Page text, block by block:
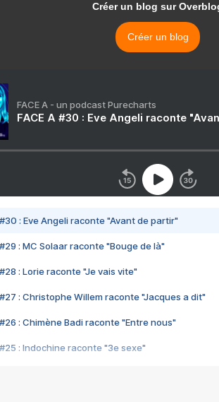
Créer un blog sur
Créer un blog
FACE A - un podcast Purecharts
FACE A #30 : Eve Angeli raconte
#30 : Eve Angeli raconte "Avant de partir"
#29 : MC Solaar raconte "Bouge de là"
#28 : Lorie raconte "Je vais vite"
#27 : Christophe Willem raconte "Jacques a dit"
#26 : Chimène Badi raconte "Entre nous"
#25 : Indochine raconte "3e sexe"